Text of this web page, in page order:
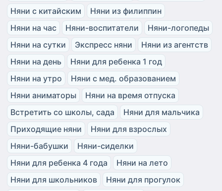
Няни с китайским
Няни из филиппин
Няни на час
Няни-воспитатели
Няни-логопеды
Няни на сутки
Экспресс няни
Няни из агентств
Няни на день
Няни для ребенка 1 год
Няни на утро
Няни с мед. образованием
Няни аниматоры
Няни на время отпуска
Встретить со школы, сада
Няни для мальчика
Приходящие няни
Няни для взрослых
Няни-бабушки
Няни-сиделки
Няни для ребенка 4 года
Няни на лето
Няни для школьников
Няни для прогулок